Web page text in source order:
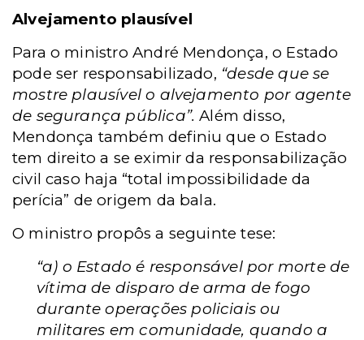
Alvejamento plausível
Para o ministro André Mendonça, o Estado
pode ser responsabilizado, “desde que se
mostre plausível o alvejamento por agente
de segurança pública”. Além disso,
Mendonça também definiu que o Estado
tem direito a se eximir da responsabilização
civil caso haja “total impossibilidade da
perícia” de origem da bala.
O ministro propôs a seguinte tese:
“a) o Estado é responsável por morte de
vítima de disparo de arma de fogo
durante operações policiais ou
militares em comunidade, quando a